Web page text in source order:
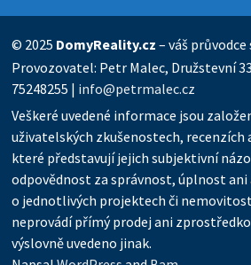
© 2025 DomyReality.cz – váš
Provozovatel: Petr Malec, Družstevní
75248255 | info@petrmalec.cz
Veškeré uvedené informace jsou
uživatelských zkušenostech, recenzích
které představují jejich subjektivní
odpovědnost za správnost, úplnost
o jednotlivých projektech či
neprovádí přímý prodej ani
výslovně uvedeno jinak.